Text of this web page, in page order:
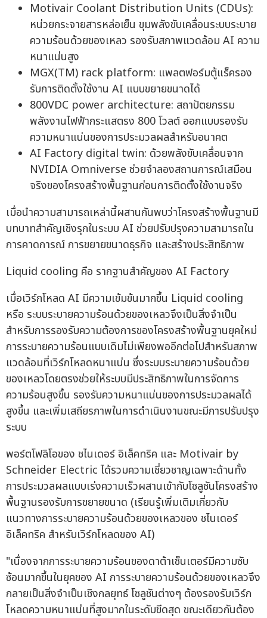
Motivair Coolant Distribution Units (CDUs):
หน่วยกระจายสารหล่อเย็น ขุมพลังขับเคลื่อนระบบระบาย
ความร้อนด้วยของเหลว รองรับสภาพแวดล้อม AI ความ
หนาแน่นสูง
MGX(TM) rack platform: แพลตฟอร์มตู้แร็ครอง
รับการติดตั้งใช้งาน AI แบบขยายขนาดได้
800VDC power architecture: สถาปัตยกรรม
พลังงานไฟฟ้ากระแสตรง 800 โวลต์ ออกแบบรองรับ
ความหนาแน่นของการประมวลผลสำหรับอนาคต
AI Factory digital twin: ด้วยพลังขับเคลื่อนจาก
NVIDIA Omniverse ช่วยจำลองสถานการณ์เสมือน
จริงของโครงสร้างพื้นฐานก่อนการติดตั้งใช้งานจริง
เมื่อนำความสามารถเหล่านี้ผสานกันพบว่าโครงสร้างพื้นฐานมี
บทบาทสำคัญเชิงรุกในระบบ AI ช่วยปรับปรุงความสามารถใน
การคาดการณ์ การขยายขนาดธุรกิจ และสร้างประสิทธิภาพ
Liquid cooling คือ รากฐานสำคัญของ AI Factory
เมื่อเวิร์กโหลด AI มีความเข้มข้นมากขึ้น Liquid cooling
หรือ ระบบระบายความร้อนด้วยของเหลวจึงเป็นสิ่งจำเป็น
สำหรับการรองรับความต้องการของโครงสร้างพื้นฐานยุคใหม่
การระบายความร้อนแบบเดิมไม่เพียงพออีกต่อไปสำหรับสภาพ
แวดล้อมที่เวิร์กโหลดหนาแน่น ซึ่งระบบระบายความร้อนด้วย
ของเหลวโดยตรงช่วยให้ระบบมีประสิทธิภาพในการจัดการ
ความร้อนสูงขึ้น รองรับความหนาแน่นของการประมวลผลได้
สูงขึ้น และเพิ่มเสถียรภาพในการดำเนินงานขณะมีการปรับปรุง
ระบบ
พอร์ตโฟลิโอของ ชไนเดอร์ อิเล็คทริค และ Motivair by
Schneider Electric ได้รวมความเชี่ยวชาญเฉพาะด้านทั้ง
การประมวลผลแบบเร่งความเร็วผสานเข้ากับโซลูชันโครงสร้าง
พื้นฐานรองรับการขยายขนาด (เรียนรู้เพิ่มเติมเกี่ยวกับ
แนวทางการระบายความร้อนด้วยของเหลวของ ชไนเดอร์
อิเล็คทริค สำหรับเวิร์กโหลดของ AI)
"เนื่องจากการระบายความร้อนของดาต้าเซ็นเตอร์มีความซับ
ซ้อนมากขึ้นในยุคของ AI การระบายความร้อนด้วยของเหลวจึง
กลายเป็นสิ่งจำเป็นเชิงกลยุทธ์ โซลูชันต่างๆ ต้องรองรับเวิร์ก
โหลดความหนาแน่นที่สูงมากในระดับขีดสุด ขณะเดียวกันต้อง